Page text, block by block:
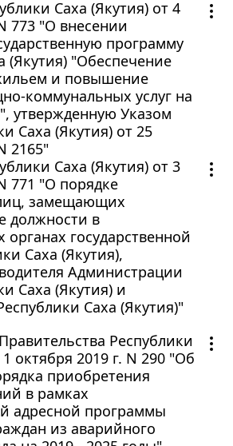
Саха (Якутия) от 4
773 "О внесении
программу
(Якутия) "Обеспечение
и повышение
коммунальных услуг на
утвержденную Указом
Саха (Якутия) от 25
2165"
Саха (Якутия) от 3
771 "О порядке
замещающих
должности в
государственной
Саха (Якутия),
Администрации
Саха (Якутия) и
Саха (Якутия)"
Республики
октября 2019 г. N 290 "Об
приобретения
в рамках
адресной программы
из аварийного